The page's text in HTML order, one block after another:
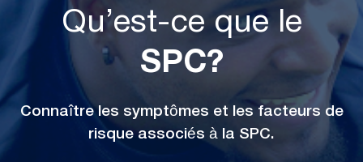
Qu’est-ce que le
SPC?
Connaître les symptômes et les facteurs de
risque associés à la SPC.